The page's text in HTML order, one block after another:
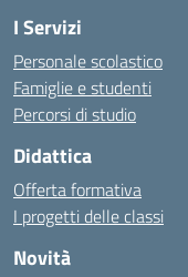
I Servizi
Personale scolastico
Famiglie e studenti
Percorsi di studio
Didattica
Offerta formativa
I progetti delle classi
Novità